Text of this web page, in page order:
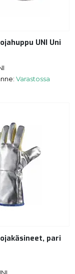
UNI Uni
Varastossa
pari